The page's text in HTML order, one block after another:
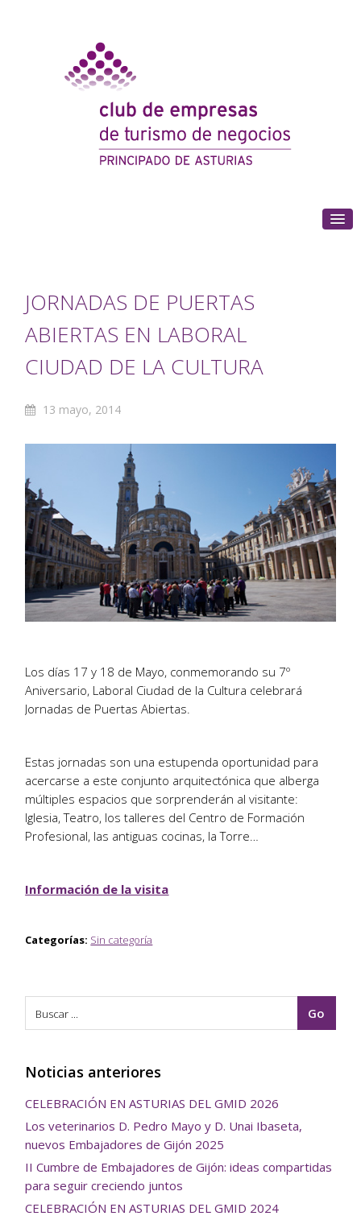
JORNADAS DE PUERTAS
ABIERTAS EN LABORAL
CIUDAD DE LA CULTURA
13 mayo, 2014
Los días 17 y 18 de Mayo, conmemorando su 7º
Aniversario, Laboral Ciudad de la Cultura celebrará
Jornadas de Puertas Abiertas.
Estas jornadas son una estupenda oportunidad para
acercarse a este conjunto arquitectónica que alberga
múltiples espacios que sorprenderán al visitante:
Iglesia, Teatro, los talleres del Centro de Formación
Profesional, las antiguas cocinas, la Torre…
Información de la visita
Categorías: Sin categoría
Noticias anteriores
CELEBRACIÓN EN ASTURIAS DEL GMID 2026
Los veterinarios D. Pedro Mayo y D. Unai Ibaseta,
nuevos Embajadores de Gijón 2025
II Cumbre de Embajadores de Gijón: ideas compartidas
para seguir creciendo juntos
CELEBRACIÓN EN ASTURIAS DEL GMID 2024